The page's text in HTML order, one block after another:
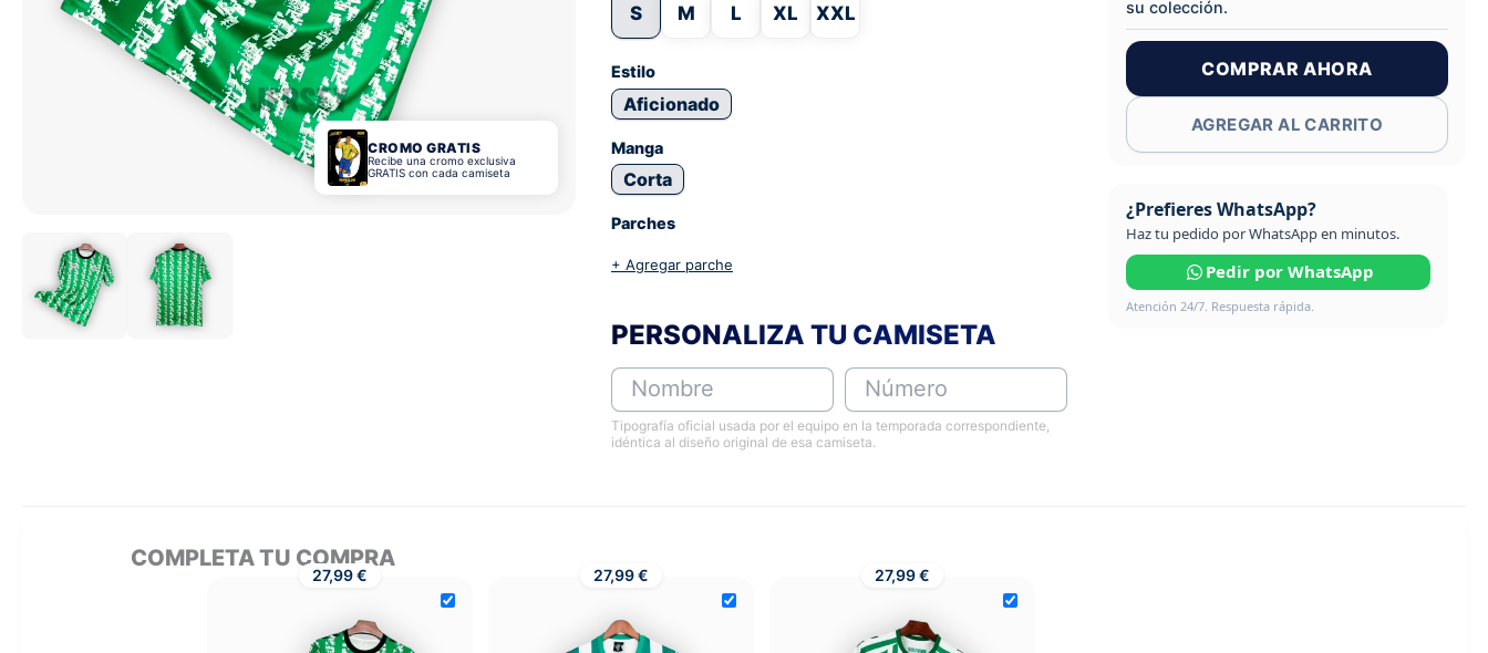
CROMO GRATIS
Recibe una cromo exclusiva
GRATIS con cada camiseta
S M L XL XXL
Estilo
Aficionado
Manga
Corta
Parches
+ Agregar parche
PERSONALIZA TU CAMISETA
Nombre Número
Tipografía oficial usada por el equipo en la temporada correspondiente,
idéntica al diseño original de esa camiseta.
su colección.
COMPRAR AHORA
AGREGAR AL CARRITO
¿Prefieres WhatsApp?
Haz tu pedido por WhatsApp en minutos.
Pedir por WhatsApp
Atención 24/7. Respuesta rápida.
COMPLETA TU COMPRA
27,99 € 27,99 € 27,99 €